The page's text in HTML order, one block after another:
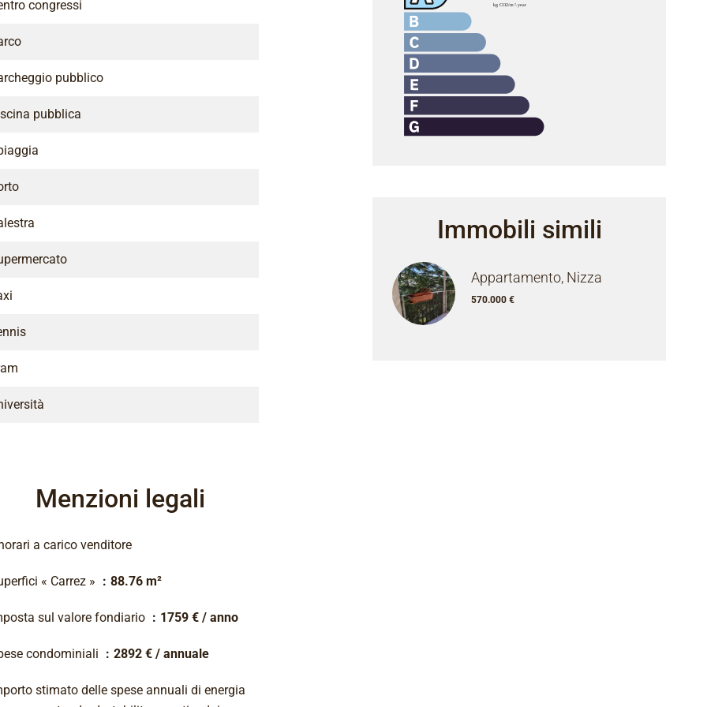
congressi
pubblico
pubblica
Menzioni legali
a carico venditore
« Carrez » 88.76 m²
sul valore fondiario 1759 € / anno
condominiali 2892 € / annuale
stimato delle spese annuali di energia
Immobili simili
Appartamento, Nizza
570.000 €